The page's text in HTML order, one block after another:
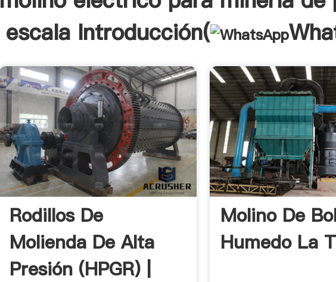
escala Introducción(
Rodillos De
Molienda De Alta
Presión (HPGR) |
Molino De
Humedo La